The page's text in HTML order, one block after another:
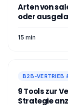
Arten von
oder
15 min
B2B-VERTRIEB
9 Tools zur
Strategie